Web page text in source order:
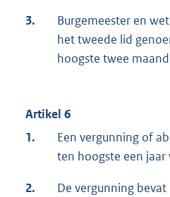
3.
Burgemeester en
het tweede lid
hoogste twee
Artikel 6
1.
Een vergunning of
ten hoogste een jaar
2.
De vergunning